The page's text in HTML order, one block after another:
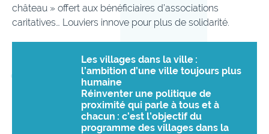
château » offert aux bénéficiaires d’associations
caritatives… Louviers innove pour plus de solidarité.
Les villages dans la ville :
l’ambition d’une ville toujours plus
humaine
Réinventer une politique de
proximité qui parle à tous et à
chacun : c’est l’objectif du
programme des villages dans la